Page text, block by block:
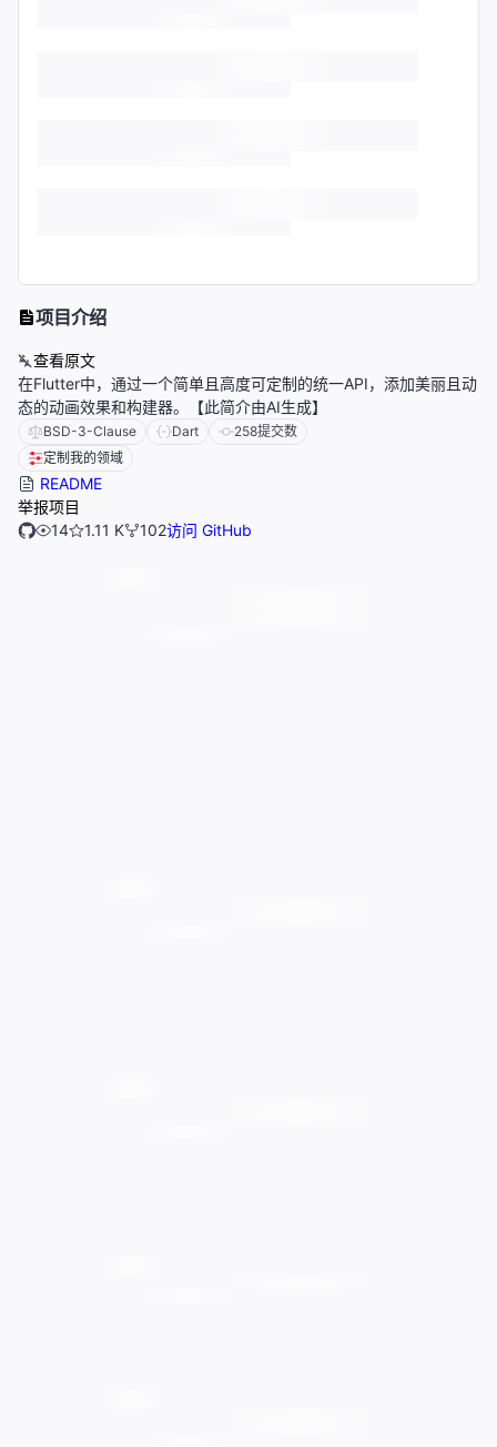
项目介绍
查看原文
在Flutter中，通过一个简单且高度可定制的统一API，添加美丽且动
态的动画效果和构建器。【此简介由AI生成】
BSD-3-Clause Dart 258提交数
定制我的领域
README
举报项目
14
1.11 K 102访问 GitHub